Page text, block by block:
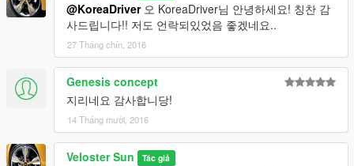
@KoreaDriver오 KoreaDriver님 안녕하세요! 칭찬 감
사드립니다!! 저도 언락되있었음 좋겠네요..
27 Tháng chín, 2016
Genesis concept
지리네요 감사합니당!
14 Tháng mười, 2016
Veloster Sun Tác giả